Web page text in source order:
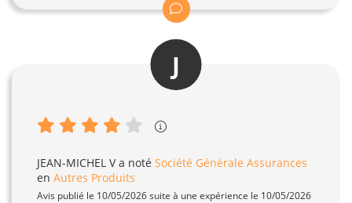
J
JEAN-MICHEL Va noté Société Générale Assurances
en Autres Produits
Avis publié le 10/05/2026 suite à une expérience le 10/05/2026